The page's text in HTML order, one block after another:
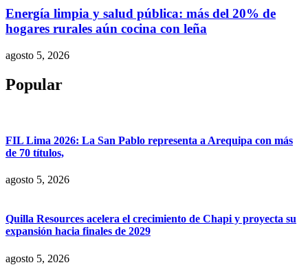
Energía limpia y salud pública: más del 20% de
hogares rurales aún cocina con leña
agosto 5, 2026
Popular
FIL Lima 2026: La San Pablo representa a Arequipa con más
de 70 títulos,
agosto 5, 2026
Quilla Resources acelera el crecimiento de Chapi y proyecta su
expansión hacia finales de 2029
agosto 5, 2026